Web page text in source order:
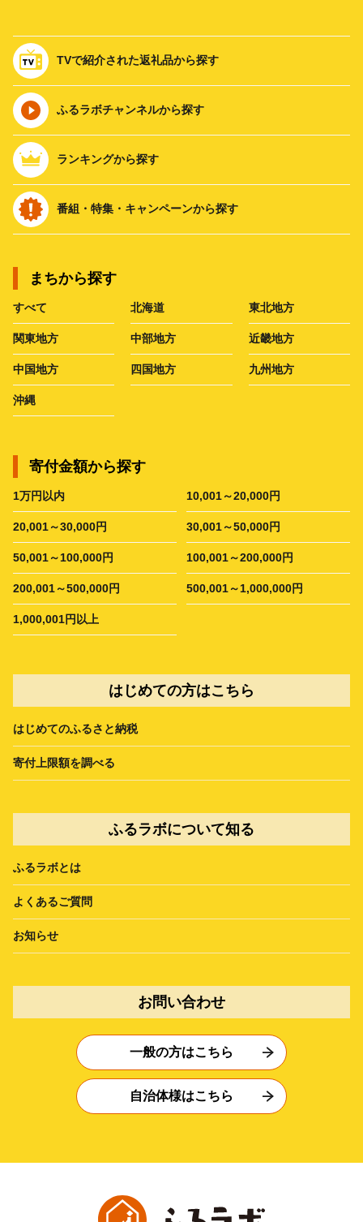
TVで紹介された返礼品から探す
ふるラボチャンネルから探す
ランキングから探す
番組・特集・キャンペーンから探す
まちから探す
すべて 北海道 東北地方
関東地方 中部地方 近畿地方
中国地方 四国地方 九州地方
沖縄
寄付金額から探す
1万円以内 10,001～20,000円
20,001～30,000円 30,001～50,000円
50,001～100,000円 100,001～200,000円
200,001～500,000円 500,001～1,000,000円
1,000,001円以上
はじめての方はこちら
はじめてのふるさと納税
寄付上限額を調べる
ふるラボについて知る
ふるラボとは
よくあるご質問
お知らせ
お問い合わせ
一般の方はこちら
自治体様はこちら